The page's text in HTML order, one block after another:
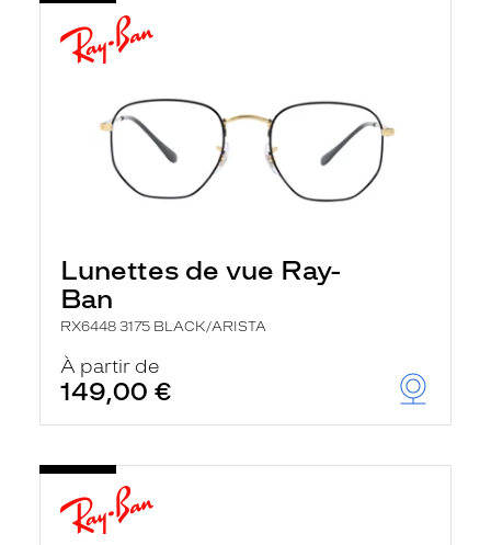
Lunettes de vue Ray-
Ban
RX6448 3175 BLACK/ARISTA
À partir de
149,00 €